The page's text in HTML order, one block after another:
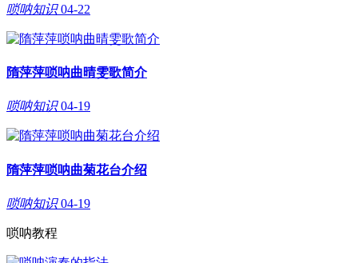
唢呐知识 04-22
隋萍萍唢呐曲晴雯歌简介
唢呐知识 04-19
隋萍萍唢呐曲菊花台介绍
唢呐知识 04-19
唢呐教程